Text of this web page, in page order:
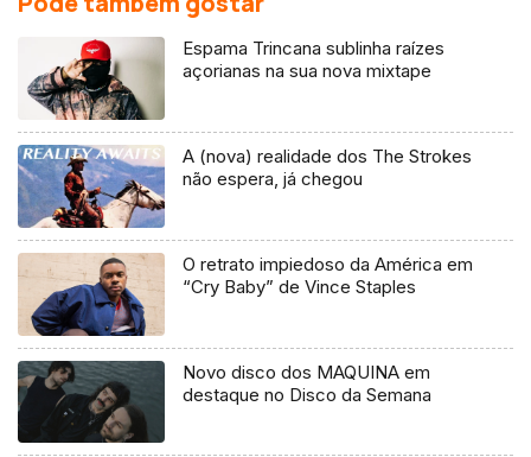
Espama Trincana sublinha raízes
açorianas na sua nova mixtape
A (nova) realidade dos The Strokes
não espera, já chegou
O retrato impiedoso da América em
“Cry Baby” de Vince Staples
Novo disco dos MAQUINA em
destaque no Disco da Semana